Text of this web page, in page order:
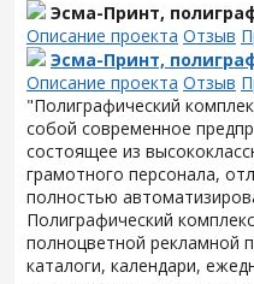
Эсма-Принт,
Описание проекта Отзыв
Эсма-Принт,
Описание проекта Отзыв
"Полиграфический
собой современное
состоящее из
грамотного персонала,
полностью
Полиграфический
полноцветной рекламной
каталоги, календари,